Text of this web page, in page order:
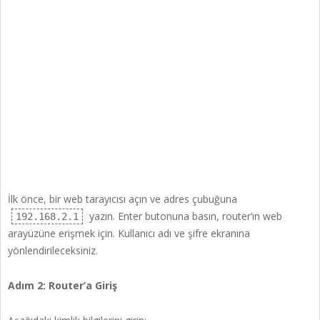
İlk önce, bir web tarayıcısı açın ve adres çubuğuna
192.168.2.1
yazın. Enter butonuna basın, router’ın web
arayüzüne erişmek için. Kullanıcı adı ve şifre ekranına
yönlendirileceksiniz.
Adım 2: Router’a Giriş